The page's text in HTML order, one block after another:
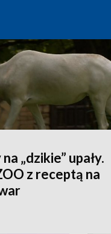
„dzikie” upały.
z receptą na